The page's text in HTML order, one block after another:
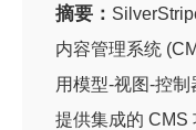
摘要：
内容管理系统
用模型-视图-控
提供集成的 CMS